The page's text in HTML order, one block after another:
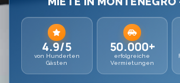
4.9/5
von Hunderten
Gästen
50.000+
erfolgreiche
Vermietungen